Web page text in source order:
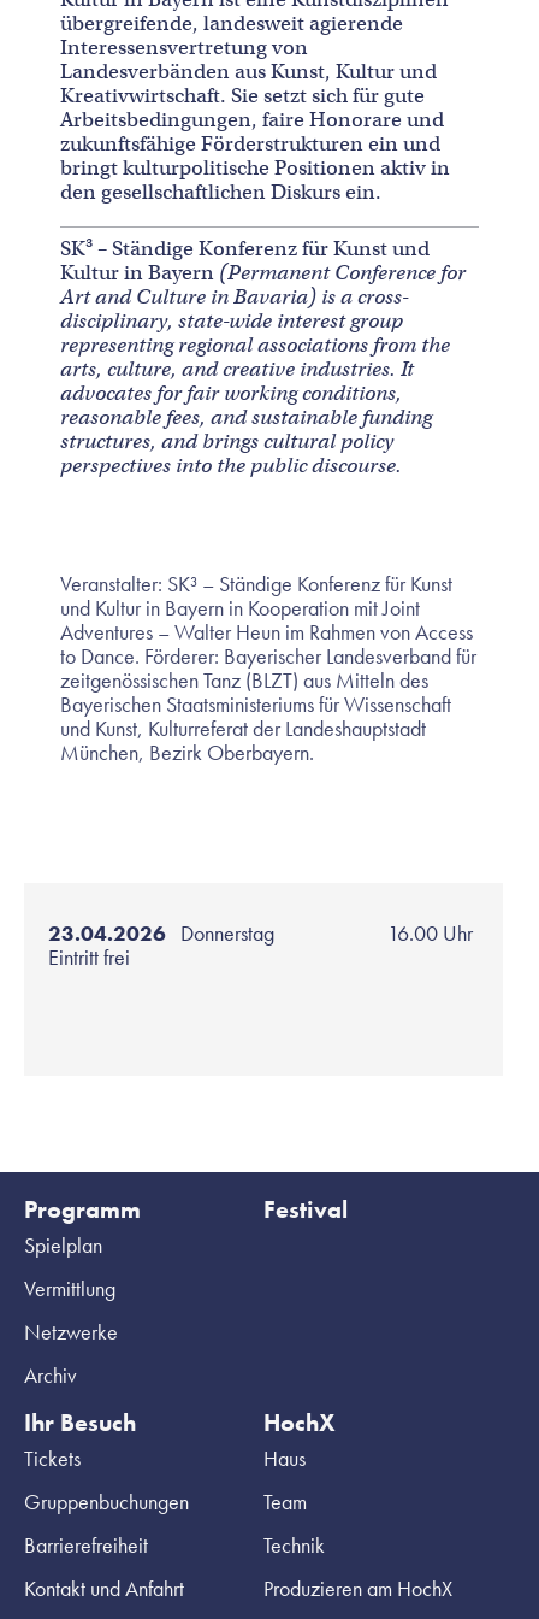
übergreifende, landesweit agierende
Interessensvertretung von
Landesverbänden aus Kunst, Kultur und
Kreativwirtschaft. Sie setzt sich für gute
Arbeitsbedingungen, faire Honorare und
zukunftsfähige Förderstrukturen ein und
bringt kulturpolitische Positionen aktiv in
den gesellschaftlichen Diskurs ein.
SK³ – Ständige Konferenz für Kunst und
Kultur in Bayern (Permanent Conference for
Art and Culture in Bavaria) is a cross-
disciplinary, state-wide interest group
representing regional associations from the
arts, culture, and creative industries. It
advocates for fair working conditions,
reasonable fees, and sustainable funding
structures, and brings cultural policy
perspectives into the public discourse.
Veranstalter: SK³ – Ständige Konferenz für Kunst
und Kultur in Bayern in Kooperation mit Joint
Adventures – Walter Heun im Rahmen von Access
to Dance. Förderer: Bayerischer Landesverband für
zeitgenössischen Tanz (BLZT) aus Mitteln des
Bayerischen Staatsministeriums für Wissenschaft
und Kunst, Kulturreferat der Landeshauptstadt
München, Bezirk Oberbayern.
23.04.2026 Donnerstag
16.00 Uhr
Eintritt frei
Programm
Spielplan
Vermittlung
Netzwerke
Archiv
Festival
Ihr Besuch
Tickets
Gruppenbuchungen
Barrierefreiheit
Kontakt und Anfahrt
HochX
Haus
Team
Technik
Produzieren am HochX